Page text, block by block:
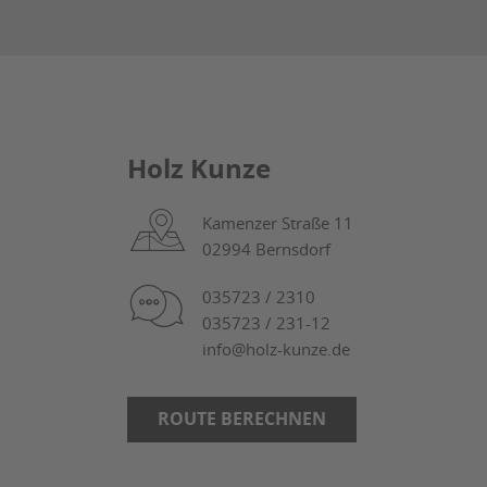
Holz Kunze
Kamenzer Straße 11
02994 Bernsdorf
035723 / 2310
035723 / 231-12
info@holz-kunze.de
ROUTE BERECHNEN